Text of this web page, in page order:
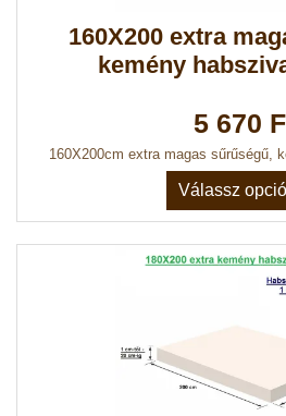
160X200 extra
kemény
5 670
160X200cm extra magas sűrűségű,
Válassz